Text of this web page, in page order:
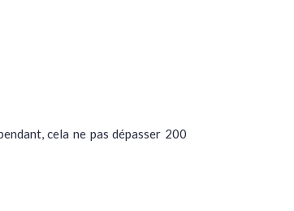
cela ne pas dépasser 200